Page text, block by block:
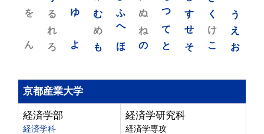
う
え
お
く
け
こ
す
せ
そ
つ
て
と
ぬ
ね
の
ふ
へ
ほ
む
め
も
ゆ
よ
る
れ
ろ
を
ん
京都産業大学
経済学部
経済学科
経済学研究科
経済学専攻